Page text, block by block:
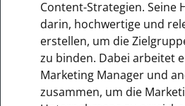
Content-Strategien. Seine
darin, hochwertige und
erstellen, um die
zu binden. Dabei arbeitet
Marketing Manager und
zusammen, um die